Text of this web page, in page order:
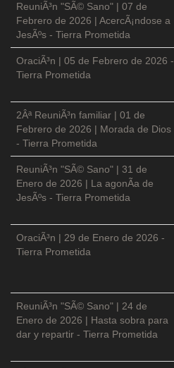
ReuniÃ³n "SÃ© Sano" | 07 de
Febrero de 2026 | AcercÃ¡ndose a
JesÃºs - Tierra Prometida
OraciÃ³n | 05 de Febrero de 2026 -
Tierra Prometida
2Âª ReuniÃ³n familiar | 01 de
Febrero de 2026 | Morada de Dios
- Tierra Prometida
ReuniÃ³n "SÃ© Sano" | 31 de
Enero de 2026 | La agonÃ­a de
JesÃºs - Tierra Prometida
OraciÃ³n | 29 de Enero de 2026 -
Tierra Prometida
ReuniÃ³n "SÃ© Sano" | 24 de
Enero de 2026 | Hasta sobra para
dar y repartir - Tierra Prometida